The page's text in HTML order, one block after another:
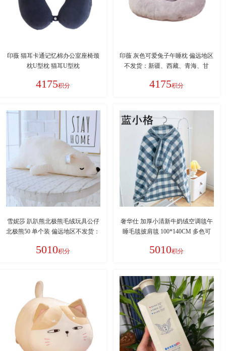
印薇 猫耳卡通记忆棉办公室座椅颈
枕U型枕 猫耳U型枕
4175积分
印薇 灰色可爱兔子午睡枕 偏远地区
不发货：新疆、西藏、青海、甘
4175积分
雪妮莎 趴趴熊北极熊毛绒玩具公仔
北极熊50 单个装 偏远地区不发货：
内蒙、海南
5010积分
奢华仕 加厚小清新牛奶绒空调毯午
睡毛毯披肩毯 100*140CM 多色可
地区不发货：新疆、西藏、青海、
5010积分